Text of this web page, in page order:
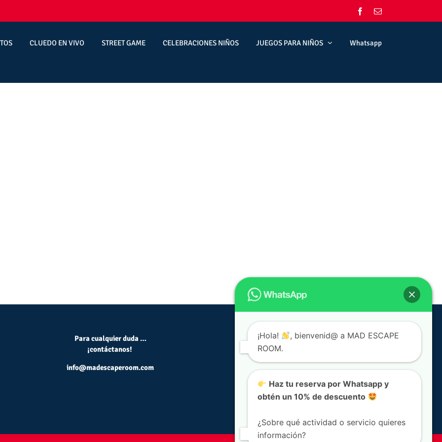
FacebookCorreo
CLUEDO EN VIVO STREET GAME CELEBRACIONES NIÑOS JUEGOS PARA NIÑOS Whatsapp
Para cualquier duda …
¡contáctanos!
info@madescaperoom.com
¡Hola!
, bienvenid@ a MAD ESCAPE
ROOM.
Haz tu reserva por Whatsapp y
obtén un 10% de descuento
¿Sobre qué actividad o servicio quieres
información?